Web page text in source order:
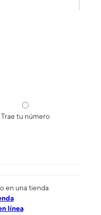
Trae tu número
en una tienda
línea